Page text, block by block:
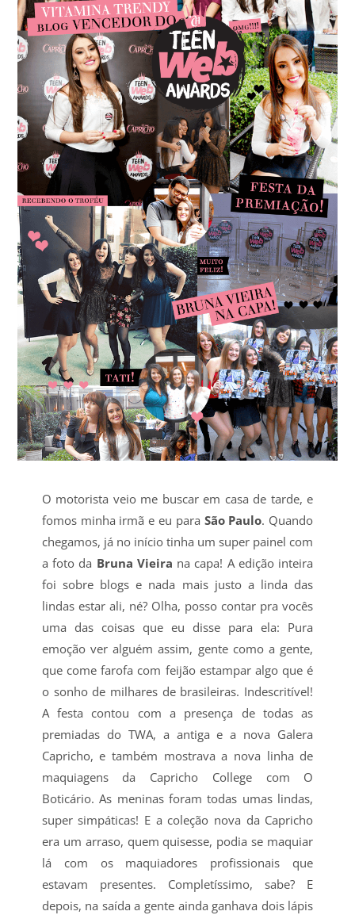
O motorista veio me buscar em casa de tarde, e
fomos minha irmã e eu para São Paulo. Quando
chegamos, já no início tinha um super painel com
a foto da Bruna Vieira na capa! A edição inteira
foi sobre blogs e nada mais justo a linda das
lindas estar ali, né? Olha, posso contar pra vocês
uma das coisas que eu disse para ela: Pura
emoção ver alguém assim, gente como a gente,
que come farofa com feijão estampar algo que é
o sonho de milhares de brasileiras. Indescritível!
A festa contou com a presença de todas as
premiadas do TWA, a antiga e a nova Galera
Capricho, e também mostrava a nova linha de
maquiagens da Capricho College com O
Boticário. As meninas foram todas umas lindas,
super simpáticas! E a coleção nova da Capricho
era um arraso, quem quisesse, podia se maquiar
lá com os maquiadores profissionais que
estavam presentes. Completíssimo, sabe? E
depois, na saída a gente ainda ganhava dois lápis